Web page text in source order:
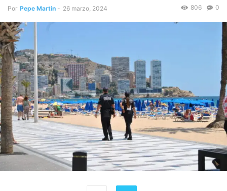
Por Pepe Martin - 26 marzo, 2024 0
806